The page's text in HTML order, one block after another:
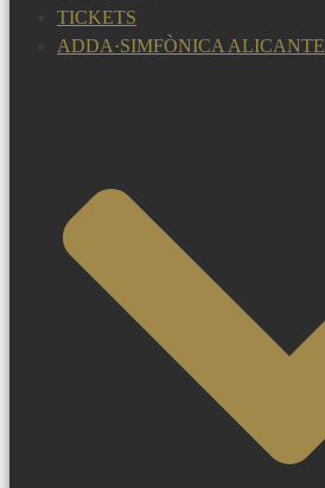
TICKETS
ADDA·SIMFÒNICA ALICANTE